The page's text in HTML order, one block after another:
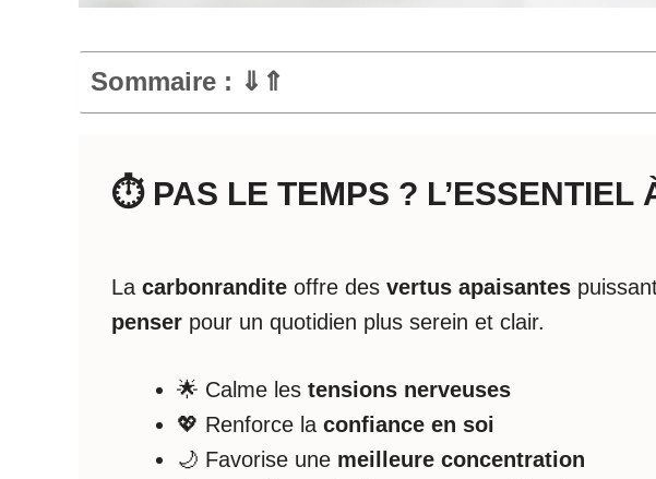
Sommaire : ⇓⇑
⏱️ PAS LE TEMPS ? L’ESSENTIEL
La carbonrandite offre des vertus apaisantes
penser pour un quotidien plus serein et clair.
🌟 Calme les tensions nerveuses
💖 Renforce la confiance en soi
🌙 Favorise une meilleure concentration